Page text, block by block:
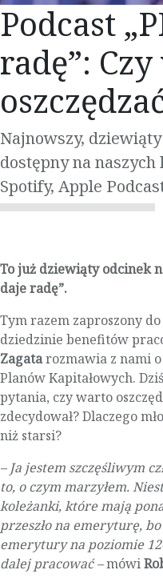
Podcast
radę”:
Najnowszy,
dostępny na naszych
Spotify, Apple
To już dziewiąty odcinek
daje radę”.
Tym razem zaproszony
dziedzinie benefitów
Zagatarozmawia z nami
Planów Kapitałowych.
pytania, czy warto
zdecydował? Dlaczego
niż starsi?
– Ja jestem szczęśliwym
to, o czym marzyłem.
koleżanki, które mają
przeszło na emeryturę,
emerytury na poziomie
dalej pracować –mówi